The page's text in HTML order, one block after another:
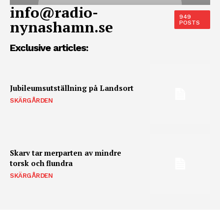
info@radio-
nynashamn.se
949
POSTS
Exclusive articles:
Jubileumsutställning på Landsort
SKÄRGÅRDEN
Skarv tar merparten av mindre
torsk och flundra
SKÄRGÅRDEN